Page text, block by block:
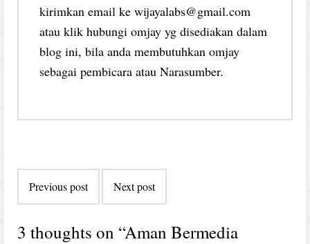
kirimkan email ke wijayalabs@gmail.com
atau klik hubungi omjay yg disediakan dalam
blog ini, bila anda membutuhkan omjay
sebagai pembicara atau Narasumber.
navigation
Previous post Next post
3 thoughts on “Aman Bermedia